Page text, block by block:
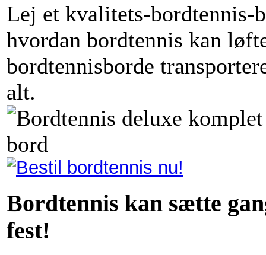
Lej et kvalitets-bordtennis-
hvordan bordtennis kan
bordtennisborde
alt.
Bordtennis kan sætte
fest!